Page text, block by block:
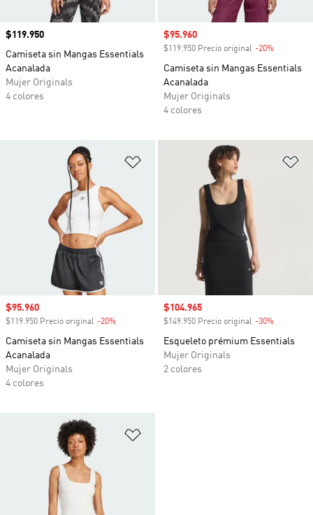
Precio
$119.950
Camiseta sin Mangas Essentials
Acanalada
Mujer Originals
4 colores
Precio de venta
$95.960
$119.950 Precio original -20%
Camiseta sin Mangas Essentials
Acanalada
Mujer Originals
4 colores
Añadir a la lista de deseos
Precio de venta
$95.960
$119.950 Precio original -20%
Camiseta sin Mangas Essentials
Acanalada
Mujer Originals
4 colores
Precio de venta
$104.965
$149.950 Precio original -30%
Esqueleto prémium Essentials
Mujer Originals
2 colores